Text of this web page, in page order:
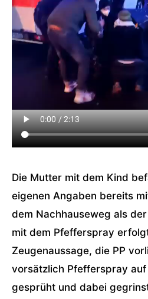
Die Mutter mit dem Kind
eigenen Angaben bereits
dem Nachhauseweg als
mit dem Pfefferspray
Zeugenaussage, die PP
vorsätzlich Pfefferspray
gesprüht und dabei